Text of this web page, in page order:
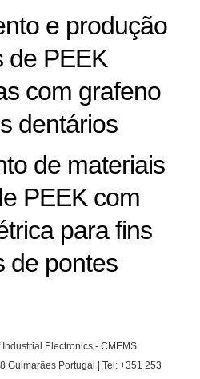
e produção
de PEEK
com grafeno
dentários
de materiais
PEEK com
para fins
de pontes
Electronics - CMEMS
Guimarães Portugal | Tel: +351 253